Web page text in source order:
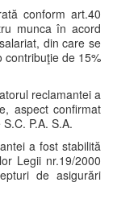
conform art.40
munca în acord
din care se
contribuţie de 15%
reclamantei a
aspect confirmat
P.A. S.A.
a fost stabilită
Legii nr.19/2000
de asigurări